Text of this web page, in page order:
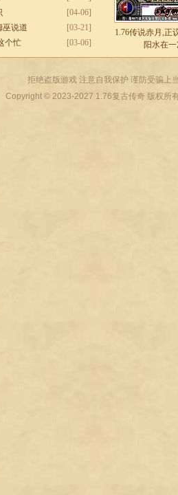
[04-06]
[03-21]
巫说道
[03-06]
个忙
1.76传说赤月,正
阳水在
拒绝盗版游戏 注意自我保护 谨防受骗上
Copyright © 2023-2027 1.76复古传奇版权所